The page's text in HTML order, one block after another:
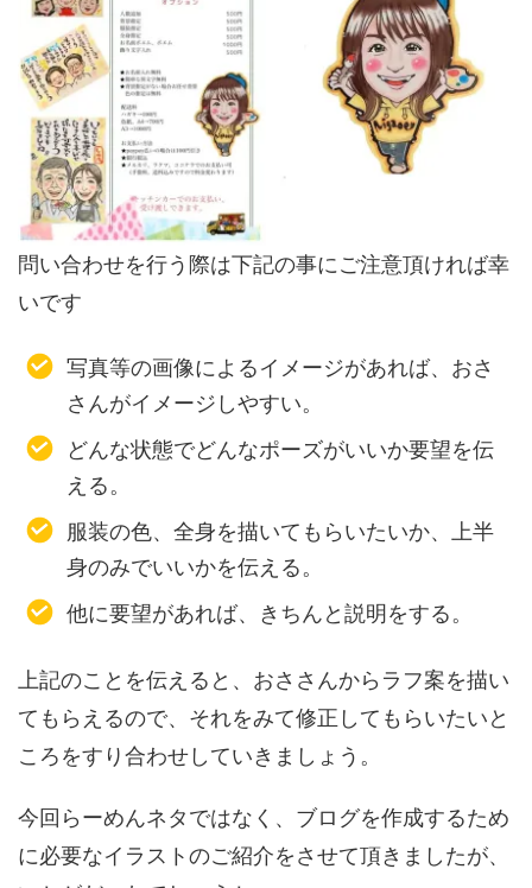
問い合わせを行う際は下記の事にご注意頂ければ幸
いです
写真等の画像によるイメージがあれば、おさ
さんがイメージしやすい。
どんな状態でどんなポーズがいいか要望を伝
える。
服装の色、全身を描いてもらいたいか、上半
身のみでいいかを伝える。
他に要望があれば、きちんと説明をする。
上記のことを伝えると、おささんからラフ案を描い
てもらえるので、それをみて修正してもらいたいと
ころをすり合わせしていきましょう。
今回らーめんネタではなく、ブログを作成するため
に必要なイラストのご紹介をさせて頂きましたが、